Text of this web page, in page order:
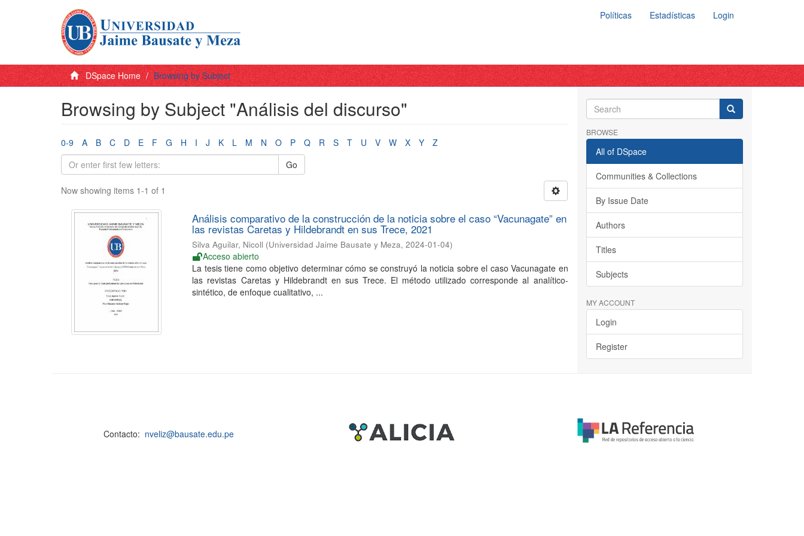
Políticas Estadísticas Login
DSpace Home Browsing by Subject
Browsing by Subject "Análisis del discurso"
0-9 A B C D E F G H I J K L M N O P Q R S T U V W X Y
Z
Go
Now showing items 1-1 of 1
Análisis comparativo de la construcción de la noticia sobre el caso “Vacunagate” en
las revistas Caretas y Hildebrandt en sus Trece, 2021
Silva Aguilar, Nicoll (Universidad Jaime Bausate y Meza,2024-01-04)
Acceso abierto
La tesis tiene como objetivo determinar cómo se construyó la noticia sobre el caso Vacunagate en
las revistas Caretas y Hildebrandt en sus Trece. El método utilizado corresponde al analítico-
sintético, de enfoque cualitativo, ...
BROWSE
All of DSpace
Communities & Collections
By Issue Date
Authors
Titles
Subjects
MY ACCOUNT
Login
Register
Contacto: nveliz@bausate.edu.pe